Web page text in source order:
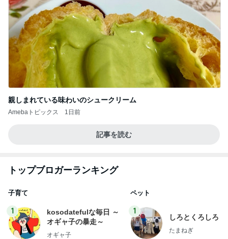
親しまれている味わいのシュークリーム
Amebaトピックス 1日前
記事を読む
トップブロガーランキング
子育て
1
kosodatefulな毎日 ～
オギャ子の暴走～
オギャ子
ペット
1
しろとくろしろ
たまねぎ